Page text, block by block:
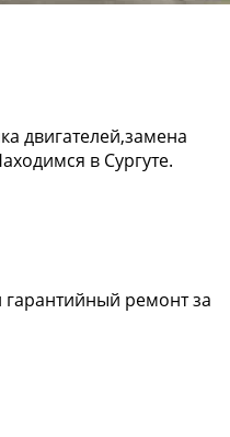
двигателей,замена
в Сургуте.
ремонт за